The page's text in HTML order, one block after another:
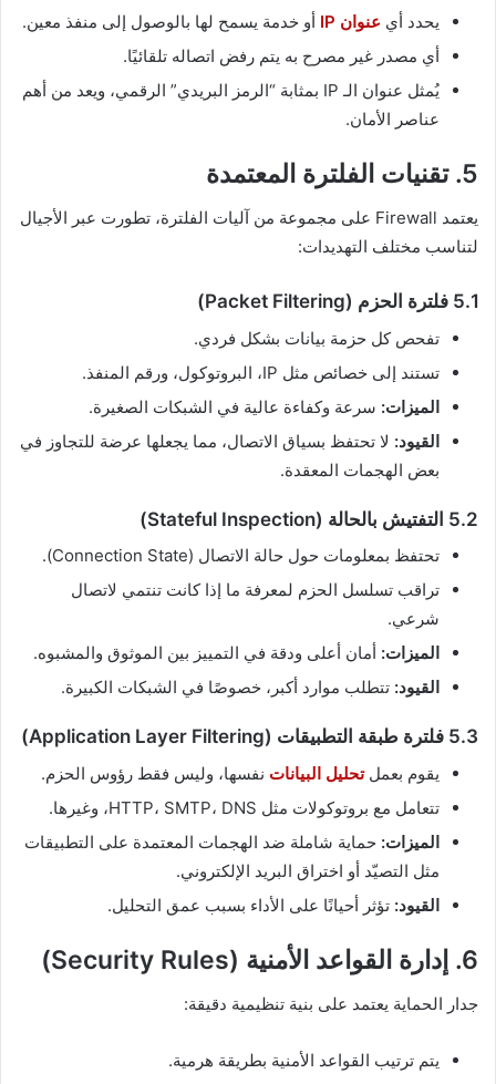
يحدد أي عنوان IP
أو خدمة يسمح لها بالوصول إلى منفذ معين.
أي مصدر غير مصرح به يتم رفض اتصاله تلقائيًا.
يُمثل عنوان الـ IP بمثابة “الرمز البريدي” الرقمي، ويعد من أهم
عناصر الأمان.
5. تقنيات الفلترة المعتمدة
يعتمد Firewall على مجموعة من آليات الفلترة، تطورت عبر الأجيال
لتناسب مختلف التهديدات:
5.1 فلترة الحزم (Packet Filtering)
تفحص كل حزمة بيانات بشكل فردي.
تستند إلى خصائص مثل IP، البروتوكول، ورقم المنفذ.
الميزات: سرعة وكفاءة عالية في الشبكات الصغيرة.
القيود: لا تحتفظ بسياق الاتصال، مما يجعلها عرضة للتجاوز في
بعض الهجمات المعقدة.
5.2 التفتيش بالحالة (Stateful Inspection)
تحتفظ بمعلومات حول حالة الاتصال (Connection State).
تراقب تسلسل الحزم لمعرفة ما إذا كانت تنتمي لاتصال
شرعي.
الميزات: أمان أعلى ودقة في التمييز بين الموثوق والمشبوه.
القيود: تتطلب موارد أكبر، خصوصًا في الشبكات الكبيرة.
5.3 فلترة طبقة التطبيقات (Application Layer Filtering)
يقوم بعملتحليل البيانات نفسها، وليس فقط رؤوس الحزم.
تتعامل مع بروتوكولات مثل HTTP، SMTP، DNS، وغيرها.
الميزات: حماية شاملة ضد الهجمات المعتمدة على التطبيقات
مثل التصيّد أو اختراق البريد الإلكتروني.
القيود: تؤثر أحيانًا على الأداء بسبب عمق التحليل.
6. إدارة القواعد الأمنية (Security Rules)
جدار الحماية يعتمد على بنية تنظيمية دقيقة:
يتم ترتيب القواعد الأمنية بطريقة هرمية.